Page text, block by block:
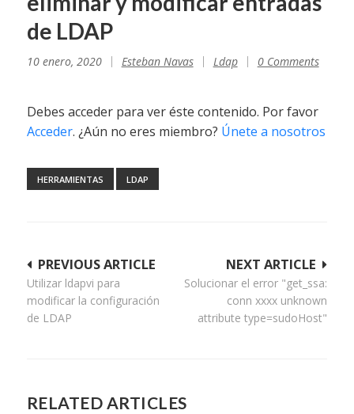
de LDAP
10 enero, 2020 Esteban Navas Ldap 0 Comments
Debes acceder para ver éste contenido. Por favor
Acceder. ¿Aún no eres miembro? Únete a nosotros
HERRAMIENTAS LDAP
Navegación
de
entradas
NEXT ARTICLE
Solucionar el error "get_ssa:
conn xxxx unknown
attribute type=sudoHost"
PREVIOUS ARTICLE
Utilizar ldapvi para
modificar la configuración
de LDAP
RELATED ARTICLES